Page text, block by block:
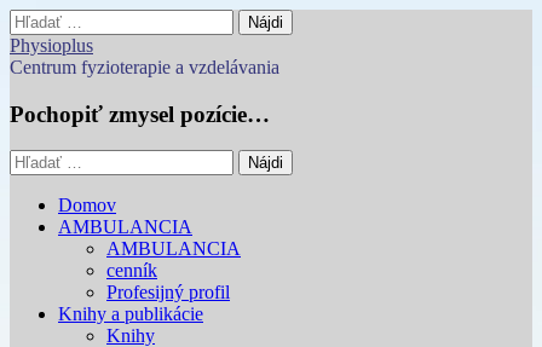
Hľadať:
Physioplus
Centrum fyzioterapie a vzdelávania
Pochopiť zmysel pozície…
Hľadať:
Main
menu
Skip
Domov
AMBULANCIA
AMBULANCIA
cenník
Profesijný profil
Knihy a publikácie
Knihy